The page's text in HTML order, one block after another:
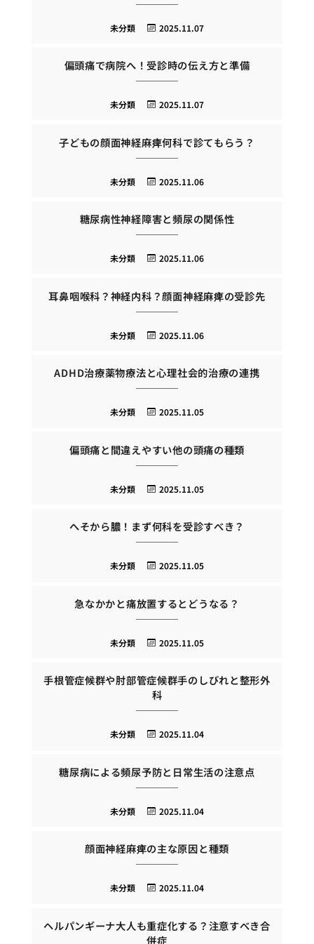
2025.11.07
未分類
偏頭痛で病院へ！受診時の伝え方と準備
2025.11.07
未分類
子どもの顔面神経麻痺何科で診てもらう？
2025.11.06
未分類
糖尿病性神経障害と頻尿の関係性
2025.11.06
未分類
耳鼻咽喉科？神経内科？顔面神経麻痺の受診先
2025.11.06
未分類
ADHD治療薬物療法と心理社会的治療の連携
2025.11.05
未分類
偏頭痛と間違えやすい他の頭痛の種類
2025.11.05
未分類
へそから膿！まず何科を受診すべき？
2025.11.05
未分類
急なかかと痛放置するとどうなる？
2025.11.05
未分類
手根管症候群や肘部管症候群手のしびれと整形外
科
2025.11.04
未分類
糖尿病による頻尿予防と日常生活の注意点
2025.11.04
未分類
顔面神経麻痺の主な原因と種類
2025.11.04
未分類
ヘルパンギーナ大人も重症化する？注意すべき合
併症